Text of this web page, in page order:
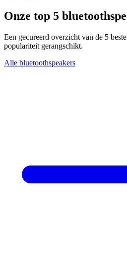
Onze top 5
Een gecureerd overzicht van de 5
populariteit gerangschikt.
Alle bluetoothspeakers